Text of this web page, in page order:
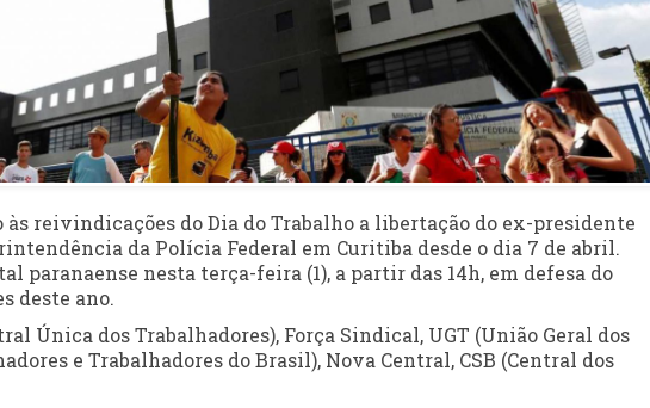
reivindicações do Dia do Trabalho a libertação do ex-presidente
da Polícia Federal em Curitiba desde o dia 7 de abril.
paranaense nesta terça-feira (1), a partir das 14h, em defesa do
deste ano.
Única dos Trabalhadores), Força Sindical, UGT (União Geral dos
e Trabalhadores do Brasil), Nova Central, CSB (Central dos